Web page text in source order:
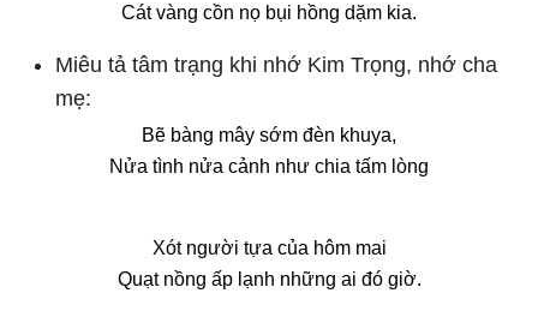
Cát vàng cồn nọ bụi hồng dặm kia.
Miêu tả tâm trạng khi nhớ Kim Trọng, nhớ cha
mẹ:
Bẽ bàng mây sớm đèn khuya,
Nửa tình nửa cảnh như chia tấm lòng
Xót người tựa của hôm mai
Quạt nồng ấp lạnh những ai đó giờ.